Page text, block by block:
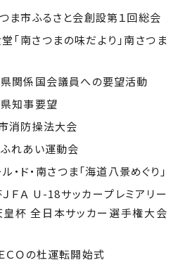
市ふるさと会創設第１回総会
南さつまの味だより」南さつま
関係国会議員への要望活動
知事要望
消防操法大会
れあい運動会
ド・南さつま「海道八景めぐり」
Ａ U-18サッカープレミアリー
杯 全日本サッカー選手権大会
Ｏの杜運転開始式